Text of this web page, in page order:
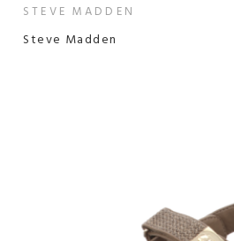
STEVE MADDEN
Steve Madden